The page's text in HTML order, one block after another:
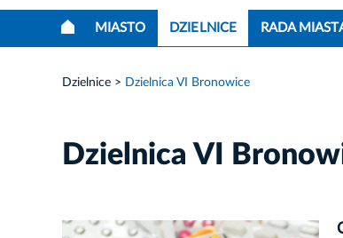
MIASTO DZIELNICE RADA
Dzielnice Dzielnica VI Bronowice
Dzielnica VI